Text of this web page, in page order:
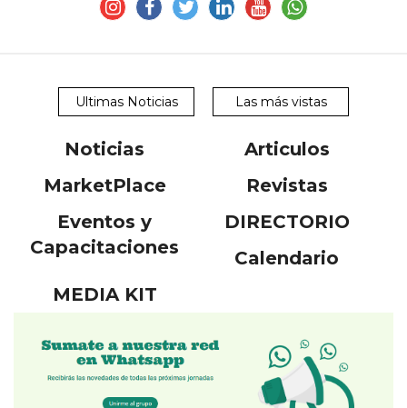
Ultimas Noticias Las más vistas
Noticias
Articulos
MarketPlace
Revistas
Eventos y
Capacitaciones
DIRECTORIO
Calendario
MEDIA KIT